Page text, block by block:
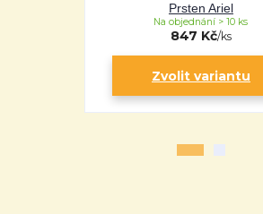
Prsten Ariel
847 Kč/ks
Na objednání > 10 ks
Zvolit variantu